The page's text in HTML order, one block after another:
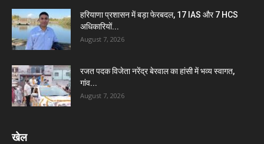
हरियाणा प्रशासन में बड़ा फेरबदल, 17 IAS और 7 HCS
अधिकारियों...
August 7, 2026
रजत पदक विजेता नरेंद्र बेरवाल का हांसी में भव्य स्वागत,
गांव...
August 7, 2026
खेल